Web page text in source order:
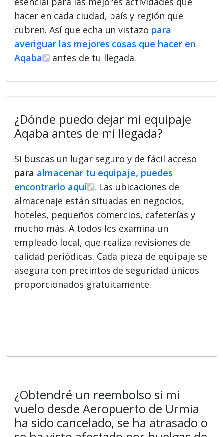
hacer en cada ciudad, país y región que
cubren. Así que echa un vistazo para
averiguar las mejores cosas que hacer en
Aqaba
antes de tu llegada.
¿Dónde puedo dejar mi equipaje
Aqaba antes de mi llegada?
Si buscas un lugar seguro y de fácil acceso
para almacenar tu equipaje, puedes
encontrarlo aquí
. Las ubicaciones de
almacenaje están situadas en negocios,
hoteles, pequeños comercios, cafeterías y
mucho más. A todos los examina un
empleado local, que realiza revisiones de
calidad periódicas. Cada pieza de equipaje se
asegura con precintos de seguridad únicos
proporcionados gratuitamente.
¿Obtendré un reembolso si mi
vuelo desde Aeropuerto de Urmia
ha sido cancelado, se ha atrasado o